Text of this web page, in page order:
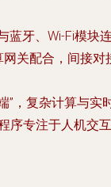
蓝牙、Wi-Fi模块
关配合，间接对
”，复杂计算与实
序专注于人机交互